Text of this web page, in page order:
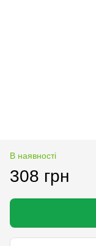
В наявності
308 грн